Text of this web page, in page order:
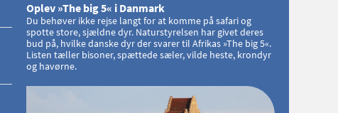
Oplev »The big 5« i Danmark
Du behøver ikke rejse langt for at komme på safari og
spotte store, sjældne dyr. Naturstyrelsen har givet deres
bud på, hvilke danske dyr der svarer til Afrikas »The big 5«.
Listen tæller bisoner, spættede sæler, vilde heste, krondyr
og havørne.